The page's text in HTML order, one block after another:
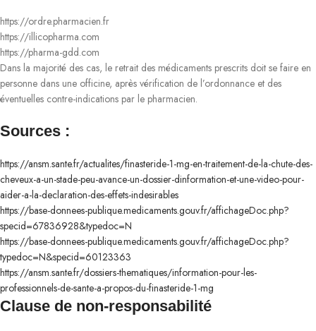
https://ordre.pharmacien.fr
https://illicopharma.com
https://pharma-gdd.com
Dans la majorité des cas, le retrait des médicaments prescrits doit se faire en
personne dans une officine, après vérification de l’ordonnance et des
éventuelles contre-indications par le pharmacien.
Sources :
https://ansm.sante.fr/actualites/finasteride-1-mg-en-traitement-de-la-chute-des-
cheveux-a-un-stade-peu-avance-un-dossier-dinformation-et-une-video-pour-
aider-a-la-declaration-des-effets-indesirables
https://base-donnees-publique.medicaments.gouv.fr/affichageDoc.php?
specid=67836928&typedoc=N
https://base-donnees-publique.medicaments.gouv.fr/affichageDoc.php?
typedoc=N&specid=60123363
https://ansm.sante.fr/dossiers-thematiques/information-pour-les-
professionnels-de-sante-a-propos-du-finasteride-1-mg
Clause de non-responsabilité